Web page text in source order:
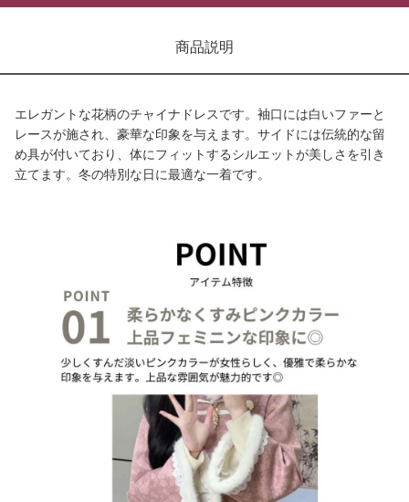
商品説明
エレガントな花柄のチャイナドレスです。袖口には白いファーと
レースが施され、豪華な印象を与えます。サイドには伝統的な留
め具が付いており、体にフィットするシルエットが美しさを引き
立てます。冬の特別な日に最適な一着です。